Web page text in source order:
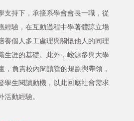
支持下，承接系學會會長一職，從
經驗，在互動過程中學著體諒立場
養個人多工處理與關懷他人的同理
生涯的基礎。此外，峻源參與大學
，負責校內閱讀營的規劃與帶領，
學生閱讀動機，以此回應社會需求
動經驗。